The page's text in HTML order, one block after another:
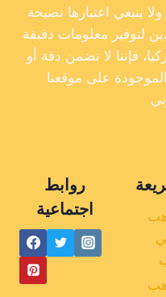
ينبغي اعتبارها نصيحة
لتوفير معلومات دقيقة
فإننا لا نضمن دقة أو
الموجودة على موقعنا
روابط
اجتماعية